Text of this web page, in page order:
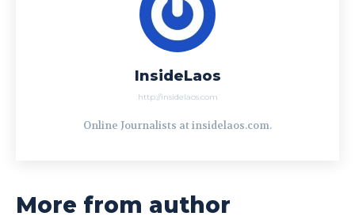
InsideLaos
http://insidelaos.com
Online Journalists at insidelaos.com.
More from author